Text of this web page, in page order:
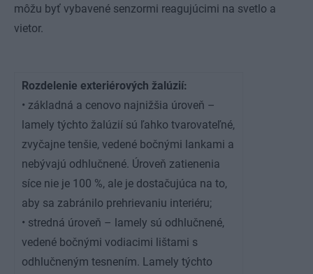
môžu byť vybavené senzormi reagujúcimi na svetlo a
vietor.
Rozdelenie exteriérových žalúzií:
• základná a cenovo najnižšia úroveň –
lamely týchto žalúzií sú ľahko tvarovateľné,
zvyčajne tenšie, vedené bočnými lankami a
nebývajú odhlučnené. Úroveň zatienenia
síce nie je 100 %, ale je dostačujúca na to,
aby sa zabránilo prehrievaniu interiéru;
• stredná úroveň – lamely sú odhlučnené,
vedené bočnými vodiacimi lištami s
odhlučneným tesnením. Lamely týchto